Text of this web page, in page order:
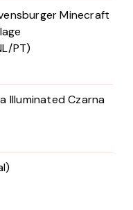
Minecraft
PT)
Illuminated Czarna